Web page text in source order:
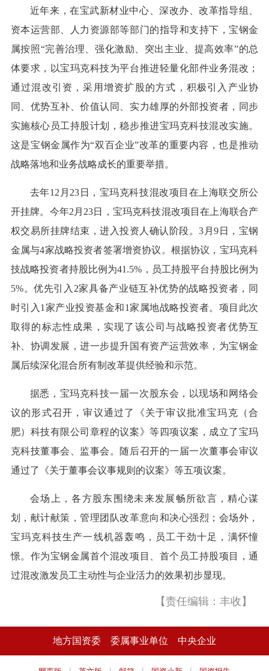
近年来，在宝武新材业中心、深改办、改革指导组、
资本运营部、人力资源部等部门的指导和支持下，宝钢金
属按照“完善治理、强化激励、突出主业、提高效率”的总
体要求，以宝玛克科技为平台推进轻量化部件业务混改；
通过混改引资，采用增资扩股的方式，积极引入产业协
同、优势互补、价值认同、实力雄厚的外部投资者，同步
实施核心员工持股计划，稳步推进宝玛克科技混改实施。
这是宝钢金属作为“双百企业”改革的重要内容，也是推动
战略落地和业务战略成长的重要举措。
去年12月23日，宝玛克科技混改项目在上海联交所公
开挂牌。今年2月23日，宝玛克科技混改项目在上海联合产
权交易所挂牌结束，进入投资人确认阶段。3月9日，宝钢
金属与4家战略投资者签署增资协议。根据协议，宝玛克科
技战略投资者持股比例为41.5%，员工持股平台持股比例为
5%。优先引入2家具备产业链互补优势的战略投资者，同
时引入1家产业投资基金和1家属地战略投资者。项目此次
取得的标志性成果，实现了该公司与战略投资者优势互
补、协调发展，进一步提升国有资产运营效率，为宝钢金
属后续深化混合所有制改革提供经验和示范。
据悉，宝玛克科技一届一次股东会，以现场和网络会
议的形式召开，审议通过了《关于审议批准宝玛克（合
肥）科技有限公司章程的议案》等四项议案，成立了宝玛
克科技董事会、监事会。随后召开的一届一次董事会审议
通过了《关于董事会议事规则的议案》等五项议案。
会场上，各方股东围绕未来发展畅所欲言，精心谋
划，献计献策，管理团队改革意向和决心强烈；会场外，
宝玛克科技生产一线机器轰鸣，员工干劲十足，满怀憧
憬。作为宝钢金属首个混改项目、首个员工持股项目，通
过混改激发员工主动性与企业活力的效果初步显现。
【责任编辑：丰收】
地方国资委 委属事业单位 中央企业